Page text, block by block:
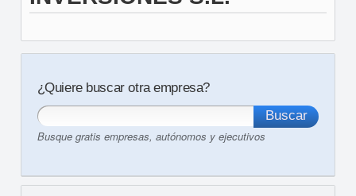
¿Quiere buscar otra empresa?
Busque gratis empresas, autónomos y ejecutivos